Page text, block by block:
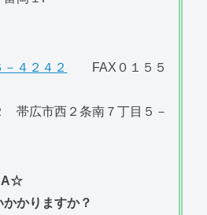
４２４２
FAX０１５５
帯広市西２条南７丁目５－
A☆
かりますか？